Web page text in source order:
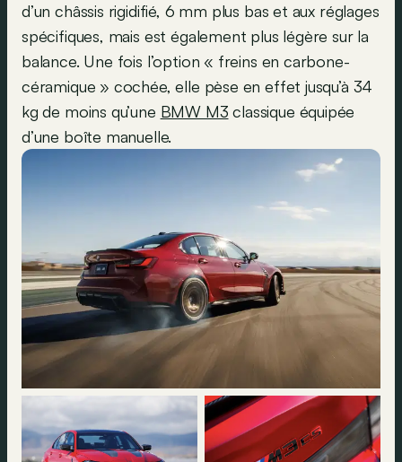
d’un châssis rigidifié, 6 mm plus bas et aux réglages
spécifiques, mais est également plus légère sur la
balance. Une fois l’option « freins en carbone-
céramique » cochée, elle pèse en effet jusqu’à 34
kg de moins qu’une BMW M3 classique équipée
d’une boîte manuelle.